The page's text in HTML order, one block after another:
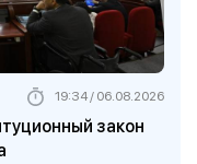
закон
19:34 / 06.08.2026